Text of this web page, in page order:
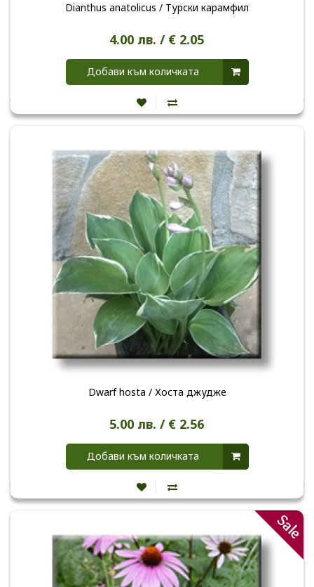
Dianthus anatolicus / Турски карамфил
4.00 лв. / € 2.05
Добави към количката
Dwarf hosta / Хоста джудже
5.00 лв. / € 2.56
Добави към количката
Sale